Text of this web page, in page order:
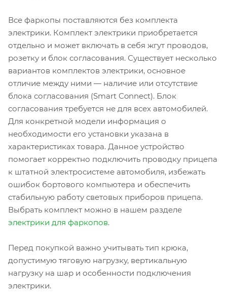
Все фаркопы поставляются без комплекта
электрики. Комплект электрики приобретается
отдельно и может включать в себя жгут проводов,
розетку и блок согласования. Существует несколько
вариантов комплектов электрики, основное
отличие между ними — наличие или отсутствие
блока согласования (Smart Connect). Блок
согласования требуется не для всех автомобилей.
Для конкретной модели информация о
необходимости его установки указана в
характеристиках товара. Данное устройство
помогает корректно подключить проводку прицепа
к штатной электросистеме автомобиля, избежать
ошибок бортового компьютера и обеспечить
стабильную работу световых приборов прицепа.
Выбрать комплект можно в нашем разделе
электрики для фаркопов.
Перед покупкой важно учитывать тип крюка,
допустимую тяговую нагрузку, вертикальную
нагрузку на шар и особенности подключения
электрики.